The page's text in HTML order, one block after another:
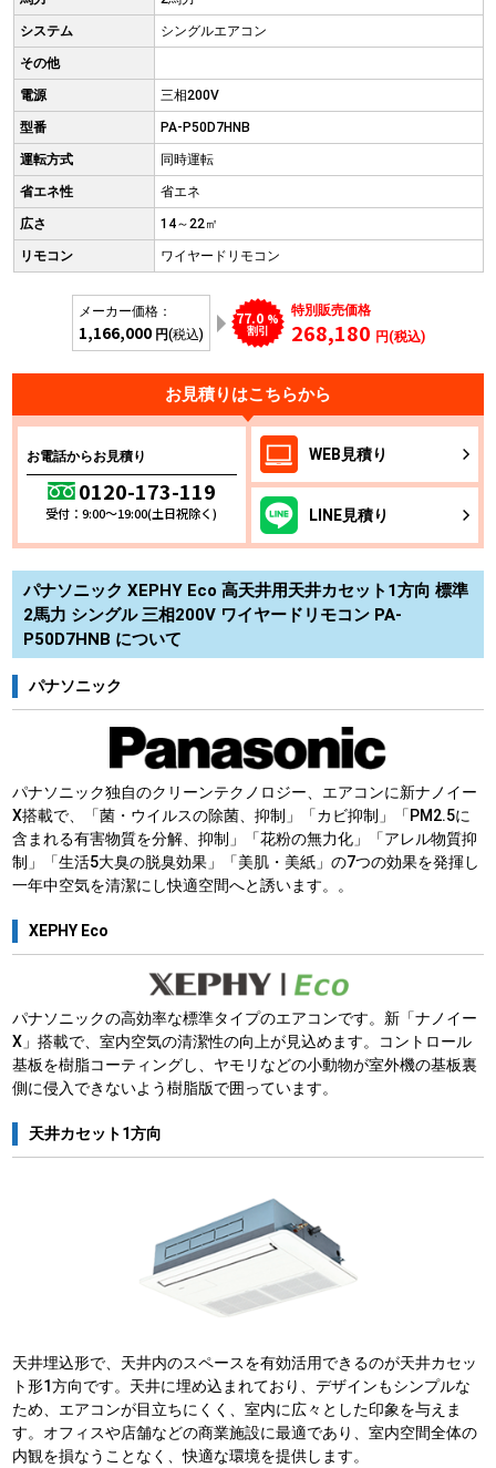
システム シングルエアコン
その他
電源 三相200V
型番 PA-P50D7HNB
運転方式 同時運転
省エネ性 省エネ
広さ 14～22㎡
リモコン ワイヤードリモコン
メーカー価格：
1,166,000 円(税込)
77.0 %
割引
特別販売価格
268,180 円(税込)
お見積りはこちらから
お電話からお見積り
0120-173-119
受付：9:00～19:00(土日祝除く)
WEB 見積り
LINE見積り
パナソニック XEPHY Eco 高天井用天井カセット1方向 標準
2馬力 シングル 三相200V ワイヤードリモコン PA-
P50D7HNB について
パナソニック
パナソニック独自のクリーンテクノロジー、エアコンに新ナノイー
X搭載で、「菌・ウイルスの除菌、抑制」「カビ抑制」「PM2.5に
含まれる有害物質を分解、抑制」「花粉の無力化」「アレル物質抑
制」「生活5大臭の脱臭効果」「美肌・美紙」の7つの効果を発揮し
一年中空気を清潔にし快適空間へと誘います。。
XEPHY Eco
パナソニックの高効率な標準タイプのエアコンです。新「ナノイー
X」搭載で、室内空気の清潔性の向上が見込めます。コントロール
基板を樹脂コーティングし、ヤモリなどの小動物が室外機の基板裏
側に侵入できないよう樹脂版で囲っています。
天井カセット1方向
天井埋込形で、天井内のスペースを有効活用できるのが天井カセッ
ト形1方向です。天井に埋め込まれており、デザインもシンプルな
ため、エアコンが目立ちにくく、室内に広々とした印象を与えま
す。オフィスや店舗などの商業施設に最適であり、室内空間全体の
内観を損なうことなく、快適な環境を提供します。